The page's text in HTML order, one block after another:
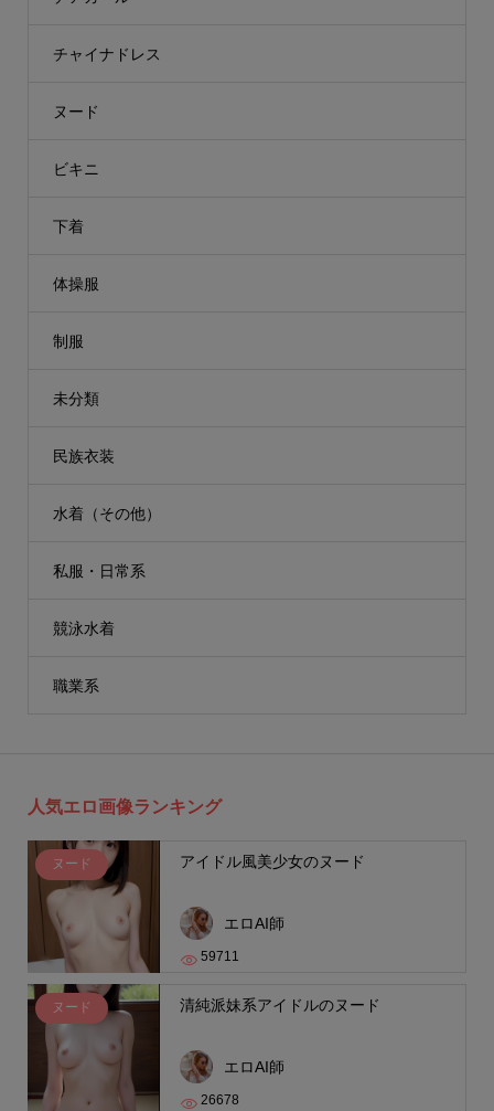
チャイナドレス
ヌード
ビキニ
下着
体操服
制服
未分類
民族衣装
水着（その他）
私服・日常系
競泳水着
職業系
人気エロ画像ランキング
ヌード アイドル風美少女のヌード
エロAI師
59711
ヌード 清純派妹系アイドルのヌード
エロAI師
26678